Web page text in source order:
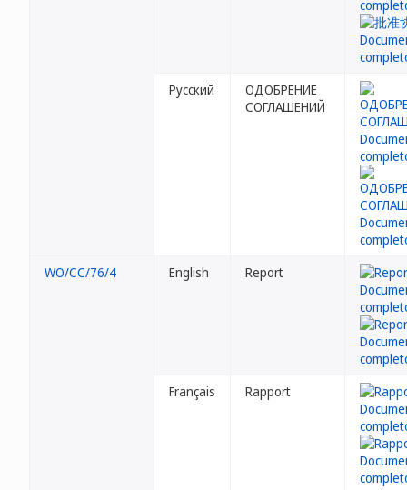
Русский
ОДОБРЕНИЕ
СОГЛАШЕНИЙ
WO/CC/76/4 English Report
Français Rapport